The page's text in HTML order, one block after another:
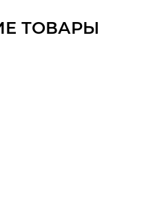
ТОВАРЫ